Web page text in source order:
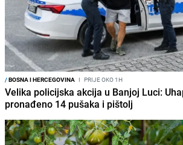
/BOSNA I HERCEGOVINA I PRIJE OKO 1H
Velika policijska akcija u Banjoj Luci:
pronađeno 14 pušaka i pištolj